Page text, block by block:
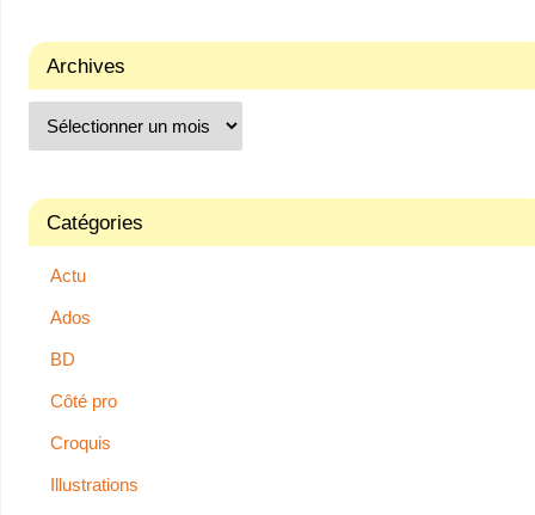
Archives
Catégories
Actu
Ados
BD
Côté pro
Croquis
Illustrations